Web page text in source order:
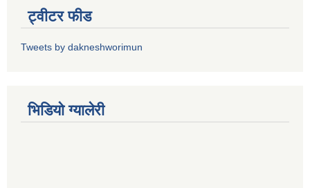
ट्वीटर फीड
Tweets by dakneshworimun
भिडियाे ग्यालेरी